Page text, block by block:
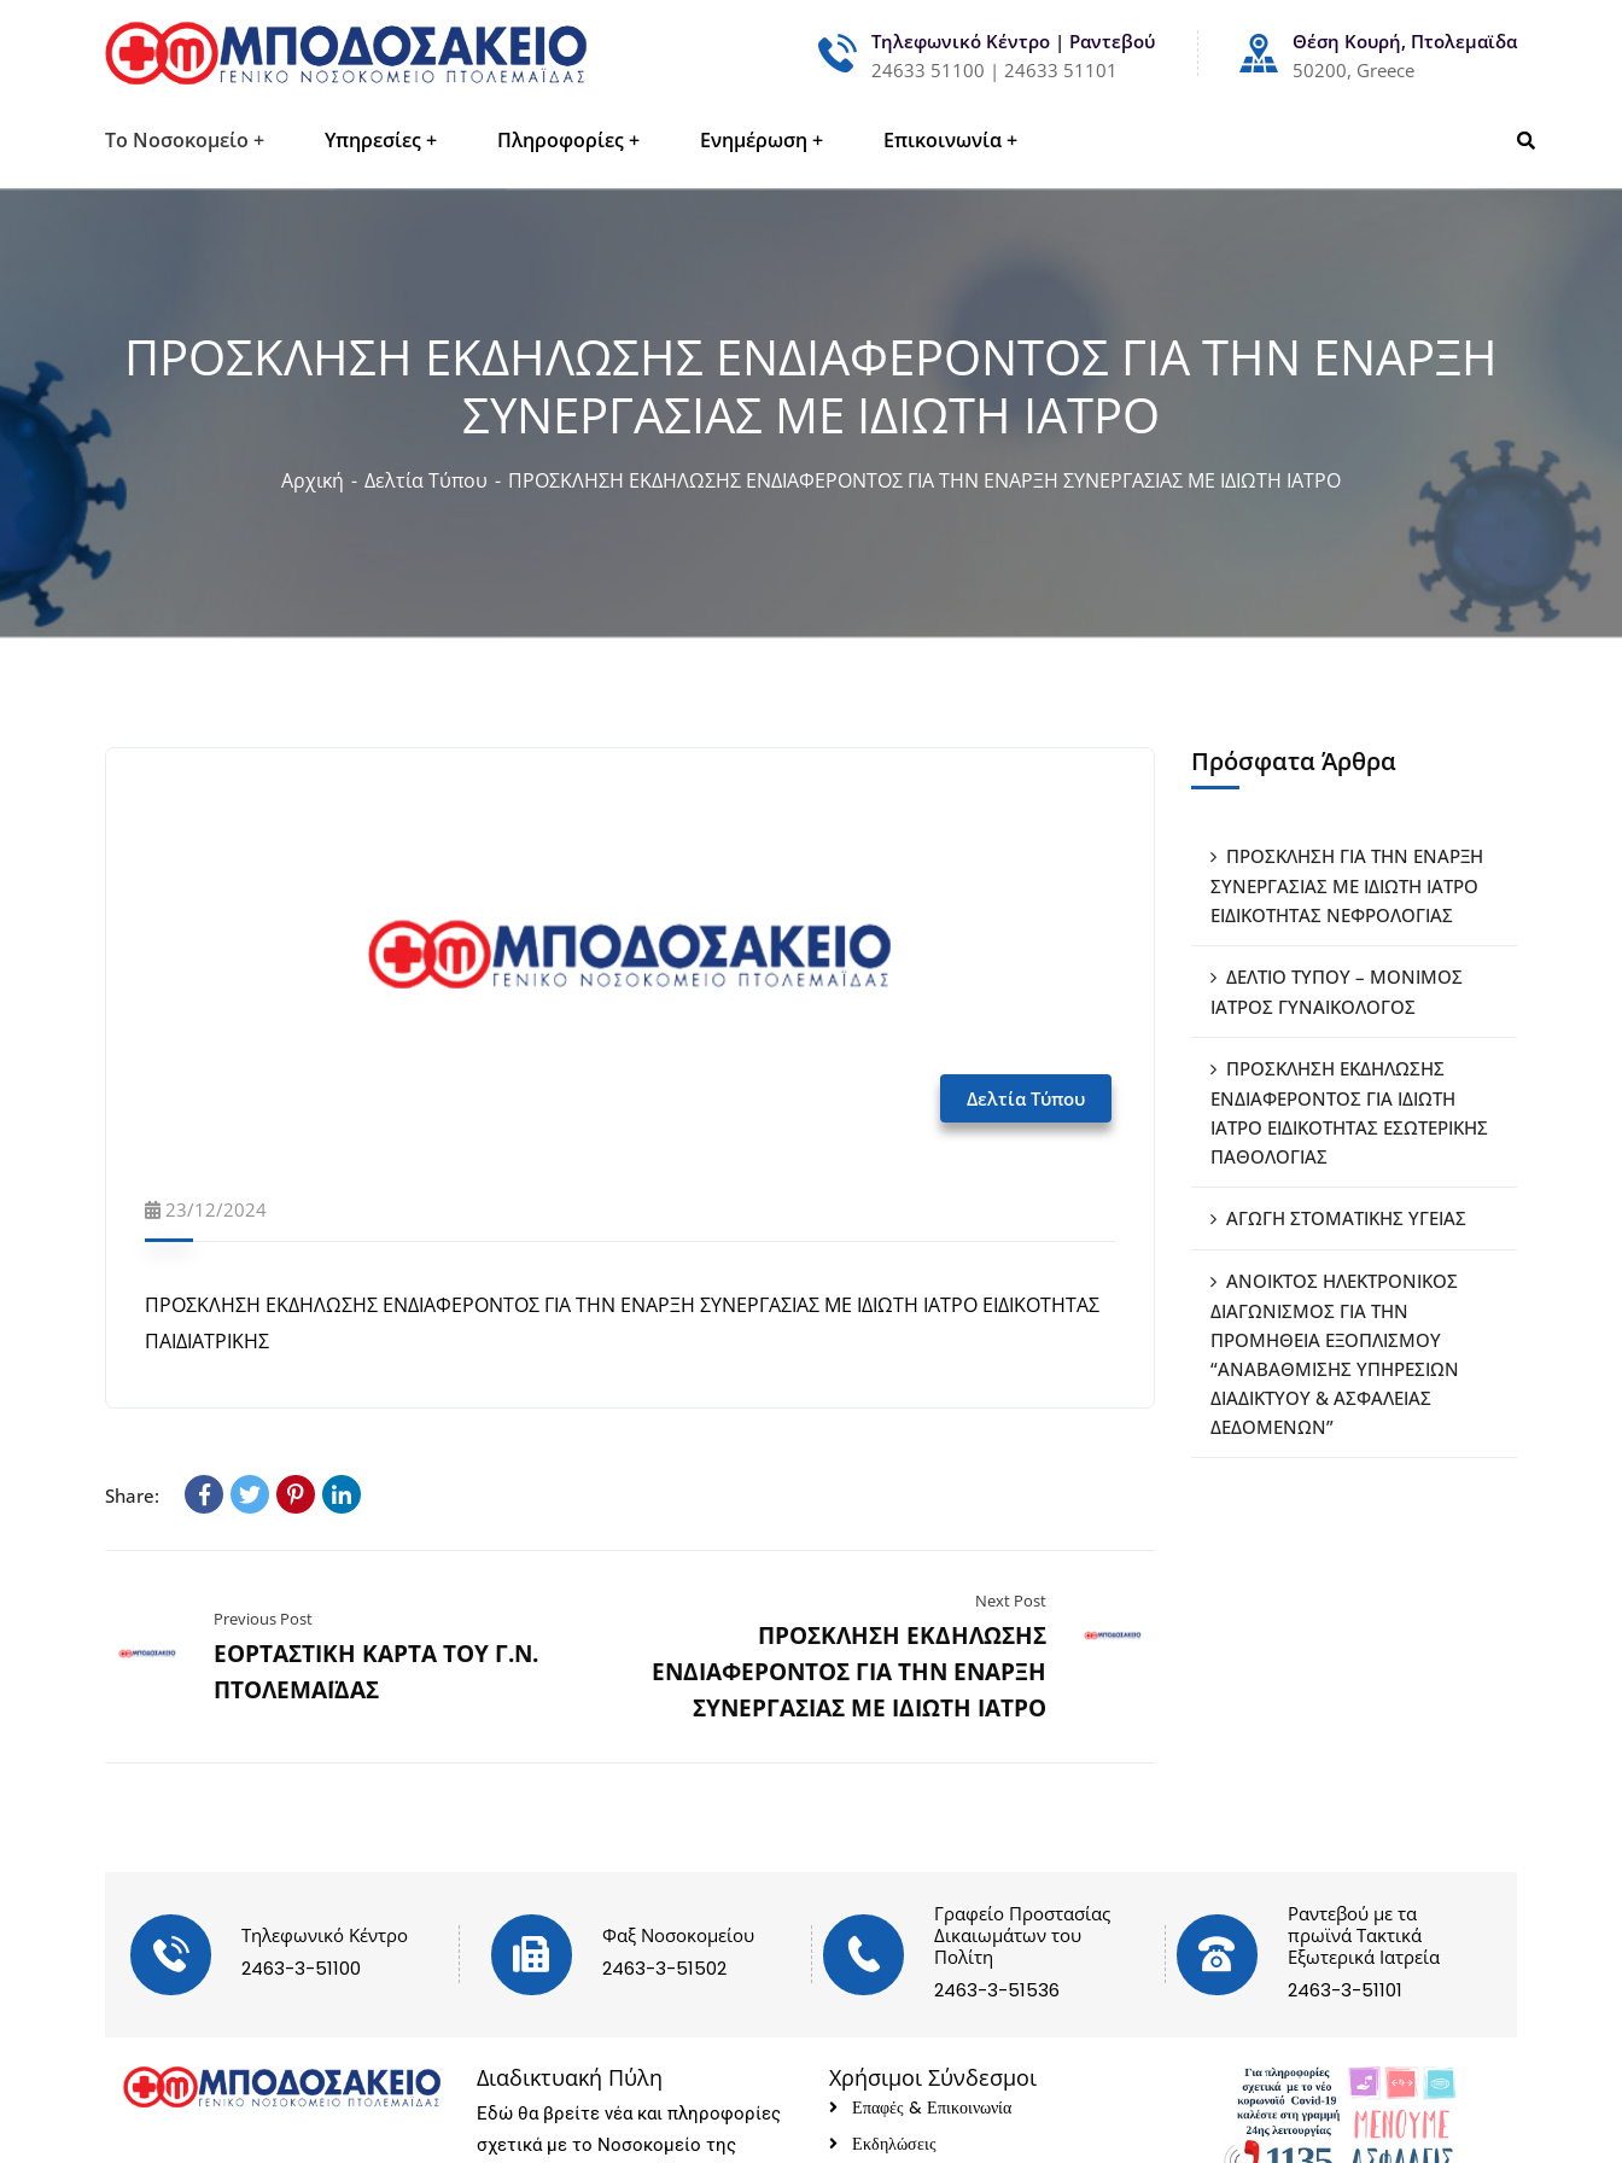
Τηλεφωνικό Κέντρο | Ραντεβού
24633 51100 | 24633 51101
Θέση Κουρή, Πτολεμαϊδα
50200, Greece
Το Νοσοκομείο Υπηρεσίες Πληροφορίες Ενημέρωση Επικοινωνία
ΠΡΟΣΚΛΗΣΗ ΕΚΔΗΛΩΣΗΣ ΕΝΔΙΑΦΕΡΟΝΤΟΣ ΓΙΑ ΤΗΝ ΕΝΑΡΞΗ
ΣΥΝΕΡΓΑΣΙΑΣ ΜΕ ΙΔΙΩΤΗ ΙΑΤΡΟ
Αρχική Δελτία Τύπου ΠΡΟΣΚΛΗΣΗ ΕΚΔΗΛΩΣΗΣ ΕΝΔΙΑΦΕΡΟΝΤΟΣ ΓΙΑ ΤΗΝ ΕΝΑΡΞΗ ΣΥΝΕΡΓΑΣΙΑΣ ΜΕ ΙΔΙΩΤΗ ΙΑΤΡΟ
Δελτία Τύπου
23/12/2024
ΠΡΟΣΚΛΗΣΗ ΕΚΔΗΛΩΣΗΣ ΕΝΔΙΑΦΕΡΟΝΤΟΣ ΓΙΑ ΤΗΝ ΕΝΑΡΞΗ ΣΥΝΕΡΓΑΣΙΑΣ ΜΕ ΙΔΙΩΤΗ ΙΑΤΡΟ ΕΙΔΙΚΟΤΗΤΑΣ
ΠΑΙΔΙΑΤΡΙΚΗΣ
Share:
Previous Post
ΕΟΡΤΑΣΤΙΚΗ ΚΑΡΤΑ ΤΟΥ Γ.Ν.
ΠΤΟΛΕΜΑΪΔΑΣ
Next Post
ΠΡΟΣΚΛΗΣΗ ΕΚΔΗΛΩΣΗΣ
ΕΝΔΙΑΦΕΡΟΝΤΟΣ ΓΙΑ ΤΗΝ ΕΝΑΡΞΗ
ΣΥΝΕΡΓΑΣΙΑΣ ΜΕ ΙΔΙΩΤΗ ΙΑΤΡΟ
Πρόσφατα Άρθρα
ΠΡΟΣΚΛΗΣΗ ΓΙΑ ΤΗΝ ΕΝΑΡΞΗ
ΣΥΝΕΡΓΑΣΙΑΣ ΜΕ ΙΔΙΩΤΗ ΙΑΤΡΟ
ΕΙΔΙΚΟΤΗΤΑΣ ΝΕΦΡΟΛΟΓΙΑΣ
ΔΕΛΤΙΟ ΤΥΠΟΥ – ΜΟΝΙΜΟΣ
ΙΑΤΡΟΣ ΓΥΝΑΙΚΟΛΟΓΟΣ
ΠΡΟΣΚΛΗΣΗ ΕΚΔΗΛΩΣΗΣ
ΕΝΔΙΑΦΕΡΟΝΤΟΣ ΓΙΑ ΙΔΙΩΤΗ
ΙΑΤΡΟ ΕΙΔΙΚΟΤΗΤΑΣ ΕΣΩΤΕΡΙΚΗΣ
ΠΑΘΟΛΟΓΙΑΣ
ΑΓΩΓΗ ΣΤΟΜΑΤΙΚΗΣ ΥΓΕΙΑΣ
ΑΝΟΙΚΤΟΣ ΗΛΕΚΤΡΟΝΙΚΟΣ
ΔΙΑΓΩΝΙΣΜΟΣ ΓΙΑ ΤΗΝ
ΠΡΟΜΗΘΕΙΑ ΕΞΟΠΛΙΣΜΟΥ
“ΑΝΑΒΑΘΜΙΣΗΣ ΥΠΗΡΕΣΙΩΝ
ΔΙΑΔΙΚΤΥΟΥ & ΑΣΦΑΛΕΙΑΣ
ΔΕΔΟΜΕΝΩΝ”
Τηλεφωνικό Κέντρο
2463-3-51100
Φαξ Νοσοκομείου
2463-3-51502
Γραφείο Προστασίας
Δικαιωμάτων του
Πολίτη
2463-3-51536
Ραντεβού με τα
πρωϊνά Τακτικά
Εξωτερικά Ιατρεία
2463-3-51101
Διαδικτυακή Πύλη
Εδώ θα βρείτε νέα και πληροφορίες
σχετικά με το Νοσοκομείο της
Χρήσιμοι Σύνδεσμοι
Επαφές & Επικοινωνία
Εκδηλώσεις